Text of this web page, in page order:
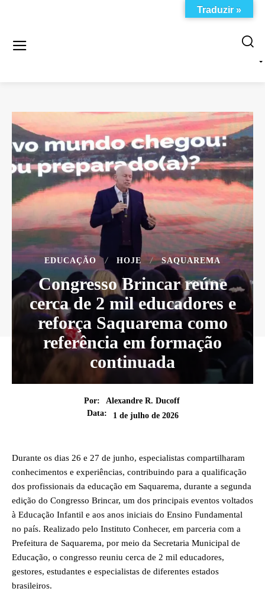
EDUCAÇÃO HOJE SAQUAREMA
Congresso Brincar reúne
cerca de 2 mil educadores e
reforça Saquarema como
referência em formação
continuada
Por:
Alexandre R. Ducoff
Data:
1 de julho de 2026
Durante os dias 26 e 27 de junho, especialistas compartilharam
conhecimentos e experiências, contribuindo para a qualificação
dos profissionais da educação em Saquarema, durante a segunda
edição do Congresso Brincar, um dos principais eventos voltados
à Educação Infantil e aos anos iniciais do Ensino Fundamental
no país. Realizado pelo Instituto Conhecer, em parceria com a
Prefeitura de Saquarema, por meio da Secretaria Municipal de
Educação, o congresso reuniu cerca de 2 mil educadores,
gestores, estudantes e especialistas de diferentes estados
brasileiros.
Traduzir »